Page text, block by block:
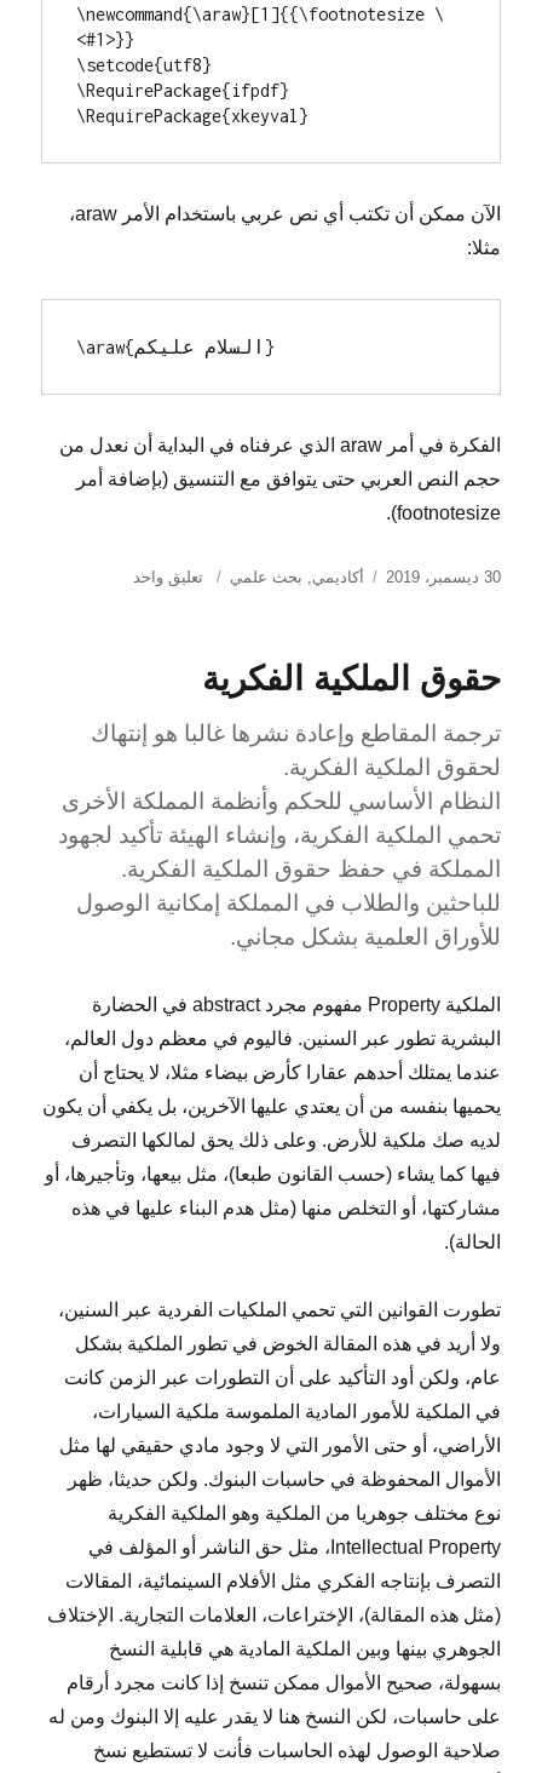
\newcommand{\araw}[1]{{\footnotesize \
<#1>}}
\setcode{utf8}
\RequirePackage{ifpdf}
\RequirePackage{xkeyval}
الآن ممكن أن تكتب أي نص عربي باستخدام الأمر araw،
مثلا:
\araw{السلام عليكم}
الفكرة في أمر araw الذي عرفناه في البداية أن نعدل من
حجم النص العربي حتى يتوافق مع التنسيق (بإضافة أمر
footnotesize).
نُشرت
30 ديسمبر، 2019 التصنيفات
أكاديمي, بحث علمي تعليق واحد
قالب
في
LaTeX؟
حقوق الملكية الفكرية
ترجمة المقاطع وإعادة نشرها غالبا هو إنتهاك
لحقوق الملكية الفكرية.
النظام الأساسي للحكم وأنظمة المملكة الأخرى
تحمي الملكية الفكرية، وإنشاء الهيئة تأكيد لجهود
المملكة في حفظ حقوق الملكية الفكرية.
للباحثين والطلاب في المملكة إمكانية الوصول
للأوراق العلمية بشكل مجاني.
الملكية Property مفهوم مجرد abstract في الحضارة
البشرية تطور عبر السنين. فاليوم في معظم دول العالم،
عندما يمتلك أحدهم عقارا كأرض بيضاء مثلا، لا يحتاج أن
يحميها بنفسه من أن يعتدي عليها الآخرين، بل يكفي أن يكون
لديه صك ملكية للأرض. وعلى ذلك يحق لمالكها التصرف
فيها كما يشاء (حسب القانون طبعا)، مثل بيعها، وتأجيرها، أو
مشاركتها، أو التخلص منها (مثل هدم البناء عليها في هذه
الحالة).
تطورت القوانين التي تحمي الملكيات الفردية عبر السنين،
ولا أريد في هذه المقالة الخوض في تطور الملكية بشكل
عام، ولكن أود التأكيد على أن التطورات عبر الزمن كانت
في الملكية للأمور المادية الملموسة ملكية السيارات،
الأراضي، أو حتى الأمور التي لا وجود مادي حقيقي لها مثل
الأموال المحفوظة في حاسبات البنوك. ولكن حديثا، ظهر
نوع مختلف جوهريا من الملكية وهو الملكية الفكرية
Intellectual Property، مثل حق الناشر أو المؤلف في
التصرف بإنتاجه الفكري مثل الأفلام السينمائية، المقالات
(مثل هذه المقالة)، الإختراعات، العلامات التجارية. الإختلاف
الجوهري بينها وبين الملكية المادية هي قابلية النسخ
بسهولة، صحيح الأموال ممكن تنسخ إذا كانت مجرد أرقام
على حاسبات، لكن النسخ هنا لا يقدر عليه إلا البنوك ومن له
صلاحية الوصول لهذه الحاسبات فأنت لا تستطيع نسخ